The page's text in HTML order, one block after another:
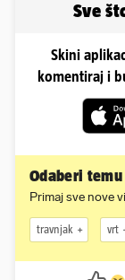
Sve
Skini
komentiraj i
Odaberi
Primaj sve nove
travnjak vrt